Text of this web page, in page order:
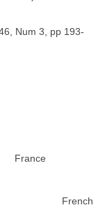
Num 3, pp 193-
France
French